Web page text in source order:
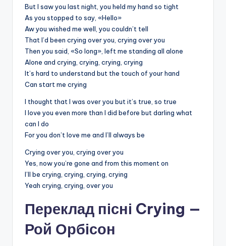
But I saw you last night, you held my hand so tight
As you stopped to say, «Hello»
Aw you wished me well, you couldn’t tell
That I’d been crying over you, crying over you
Then you said, «So long», left me standing all alone
Alone and crying, crying, crying, crying
It’s hard to understand but the touch of your hand
Can start me crying
I thought that I was over you but it’s true, so true
I love you even more than I did before but darling what
can I do
For you don’t love me and I’ll always be
Crying over you, crying over you
Yes, now you’re gone and from this moment on
I’ll be crying, crying, crying, crying
Yeah crying, crying, over you
Переклад пісні Crying —
Рой Орбісон